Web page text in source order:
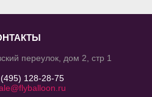
переулок, дом 2, стр 1
128-28-75